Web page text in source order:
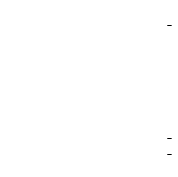
Datenblatt herunterladen